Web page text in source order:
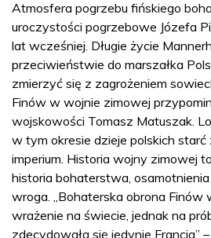
Atmosfera pogrzebu fińskiego
uroczystości pogrzebowe Józefa
lat wcześniej. Długie życie
przeciwieństwie do marszałka
zmierzyć się z zagrożeniem
Finów w wojnie zimowej
wojskowości Tomasz Matuszak.
w tym okresie dzieje polskich starć
imperium. Historia wojny zimowej
historia bohaterstwa,
wroga. „Bohaterska obrona Finów
wrażenie na świecie, jednak na
zdecydowała się jedynie Francja”